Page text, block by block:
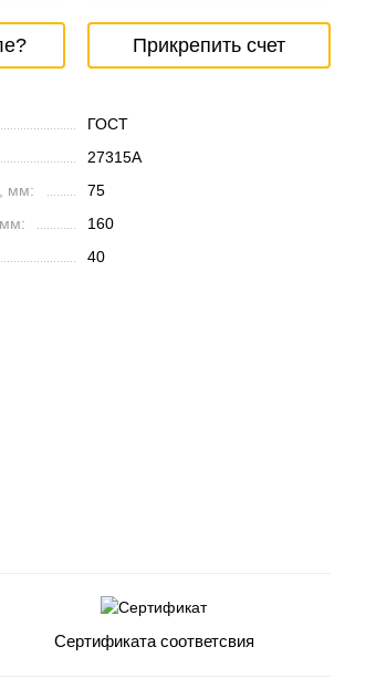
Прикрепить счет
ГОСТ
27315А
мм:
75
160
40
Сертификата соответсвия